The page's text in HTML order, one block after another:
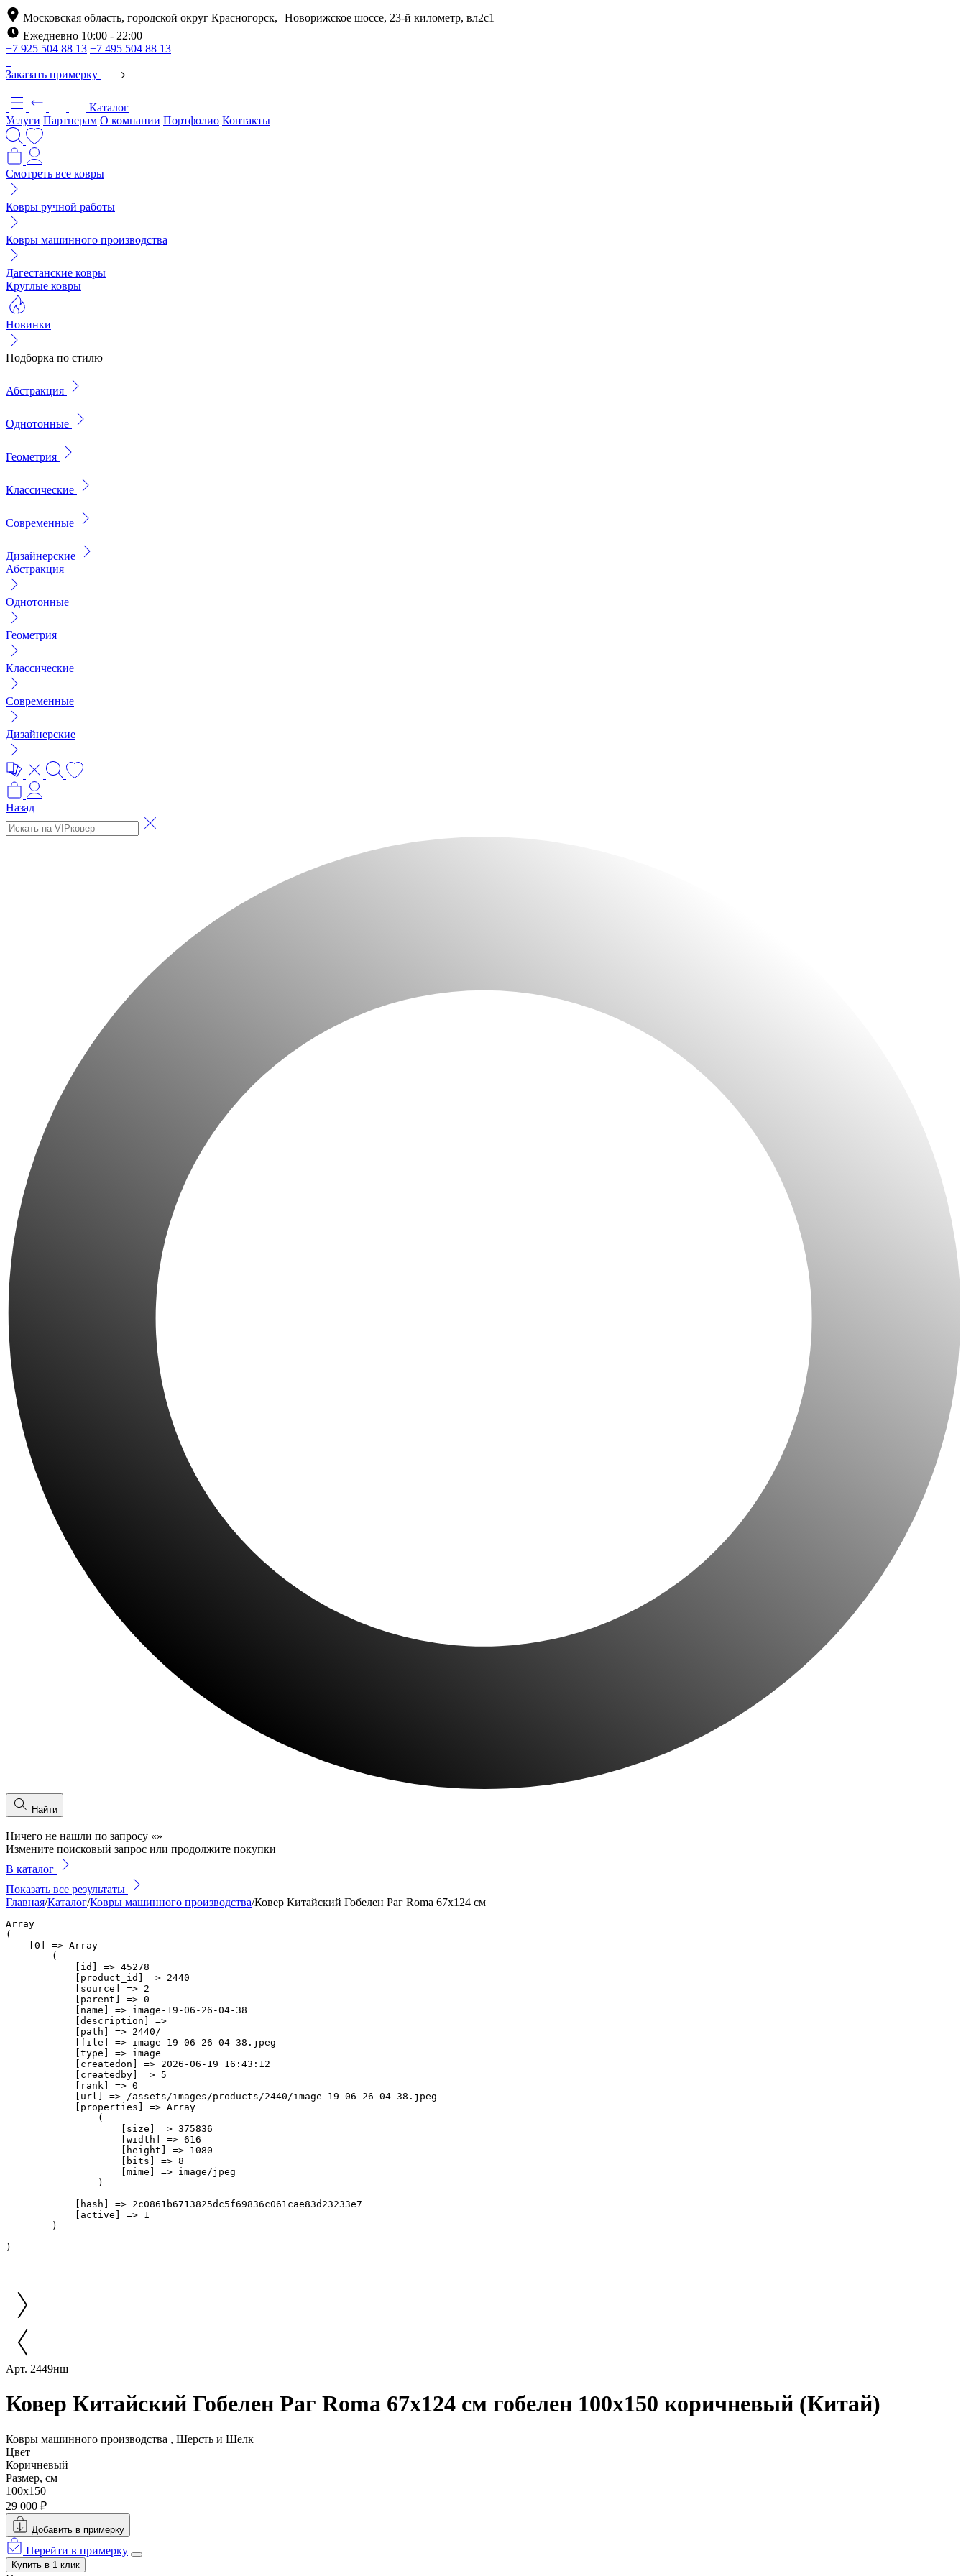
Московская область, городской округ Красногорск, Новорижское шоссе, 23-й километр, вл2с1
Ежедневно 10:00 - 22:00
+7 925 504 88 13 +7 495 504 88 13
Заказать примерку
Каталог
Услуги Партнерам О компании Портфолио Контакты
Смотреть все ковры
Ковры ручной работы
Ковры машинного производства
Дагестанские ковры
Круглые ковры
Новинки
Подборка по стилю
Абстракция
Однотонные
Геометрия
Классические
Современные
Дизайнерские
Абстракция
Однотонные
Геометрия
Классические
Современные
Дизайнерские
Назад
Найти
Ничего не нашли по запросу «»
Измените поисковый запрос или продолжите покупки
В каталог
Показать все результаты
Главная/Каталог/Ковры машинного производства/Ковер Китайский Гобелен Раг Roma 67x124 см
Array
(
    [0] => Array
        (
            [id] => 45278
            [product_id] => 2440
            [source] => 2
            [parent] => 0
            [name] => image-19-06-26-04-38
            [description] =>
            [path] => 2440/
            [file] => image-19-06-26-04-38.jpeg
            [type] => image
            [createdon] => 2026-06-19 16:43:12
            [createdby] => 5
            [rank] => 0
            [url] => /assets/images/products/2440/image-19-06-26-04-38.jpeg
            [properties] => Array
                (
                    [size] => 375836
                    [width] => 616
                    [height] => 1080
                    [bits] => 8
                    [mime] => image/jpeg
                )
            [hash] => 2c0861b6713825dc5f69836c061cae83d23233e7
            [active] => 1
        )
Арт. 2449нш
Ковер Китайский Гобелен Раг Roma 67x124 см гобелен 100x150 коричневый (Китай)
Ковры машинного производства , Шерсть и Шелк
Цвет
Коричневый
Размер, см
100x150
29 000 ₽
Добавить в примерку
Перейти в примерку
Купить в 1 клик